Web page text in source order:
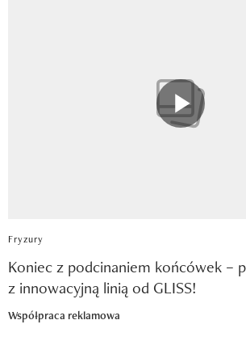
Fryzury
Koniec z podcinaniem końcówek –
z innowacyjną linią od GLISS!
Współpraca reklamowa